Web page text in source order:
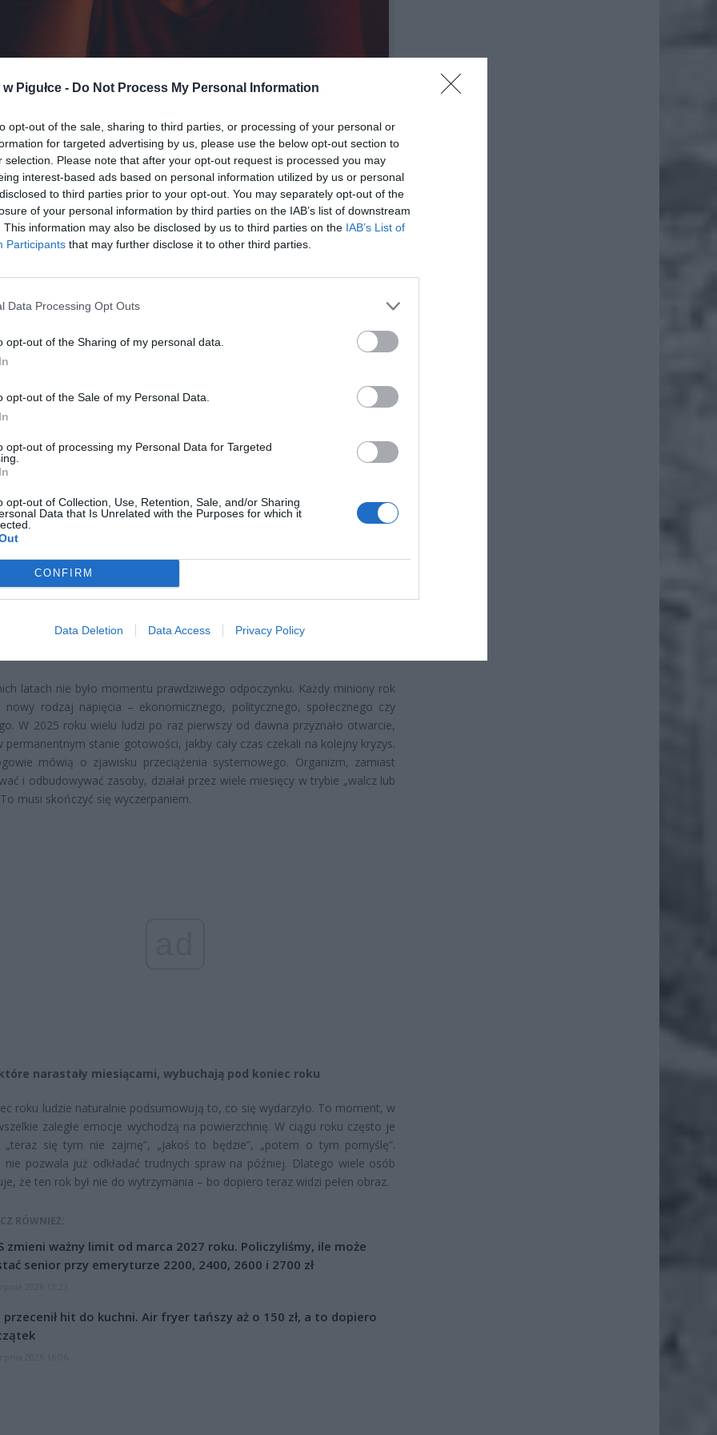
Pigułce - Do Not Process My Personal Information
opt-out of the sale, sharing to third parties, or processing of your personal or
for targeted advertising by us, please use the below opt-out section to
selection. Please note that after your opt-out request is processed you may
interest-based ads based on personal information utilized by us or personal
to third parties prior to your opt-out. You may separately opt-out of the
of your personal information by third parties on the IAB’s list of downstream
This information may also be disclosed by us to third parties on the IAB’s List of
Participants that may further disclose it to other third parties.
Data Processing Opt Outs
opt-out of the Sharing of my personal data.
opt-out of the Sale of my Personal Data.
opt-out of processing my Personal Data for Targeted
opt-out of Collection, Use, Retention, Sale, and/or Sharing
Data that Is Unrelated with the Purposes for which it
CONFIRM
Data Deletion Data Access Privacy Policy
więc tak wielu Polaków i ludzi na całym świecie mówi wprost, że mają
RÓWNIEŻ:
3600 zł miesięcznie zamiast 800+. Nowa propozycja dla
2026 19:29
podniesie próg 500 plus dla seniorów. Policzyliśmy, ile może
2026 19:14
latach nie było momentu prawdziwego odpoczynku. Każdy miniony rok
nowy rodzaj napięcia – ekonomicznego, politycznego, społecznego czy
W 2025 roku wielu ludzi po raz pierwszy od dawna przyznało otwarcie,
permanentnym stanie gotowości, jakby cały czas czekali na kolejny kryzys.
mówią o zjawisku przeciążenia systemowego. Organizm, zamiast
i odbudowywać zasoby, działał przez wiele miesięcy w trybie „walcz lub
musi skończyć się wyczerpaniem.
narastały miesiącami, wybuchają pod koniec roku
roku ludzie naturalnie podsumowują to, co się wydarzyło. To moment, w
zaległe emocje wychodzą na powierzchnię. W ciągu roku często je
„teraz się tym nie zajmę”, „jakoś to będzie”, „potem o tym pomyślę”.
nie pozwala już odkładać trudnych spraw na później. Dlatego wiele osób
że ten rok był nie do wytrzymania – bo dopiero teraz widzi pełen obraz.
RÓWNIEŻ:
zmieni ważny limit od marca 2027 roku. Policzyliśmy, ile może
senior przy emeryturze 2200, 2400, 2600 i 2700 zł
przecenił hit do kuchni. Air fryer tańszy aż o 150 zł, a to dopiero